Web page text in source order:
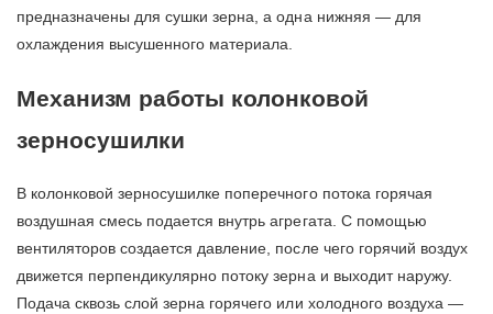
предназначены для сушки зерна, а одна нижняя — для
охлаждения высушенного материала.
Механизм работы колонковой
зерносушилки
В колонковой зерносушилке поперечного потока горячая
воздушная смесь подается внутрь агрегата. С помощью
вентиляторов создается давление, после чего горячий воздух
движется перпендикулярно потоку зерна и выходит наружу.
Подача сквозь слой зерна горячего или холодного воздуха —